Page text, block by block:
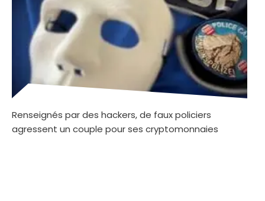
Renseignés par des hackers, de faux policiers
agressent un couple pour ses cryptomonnaies